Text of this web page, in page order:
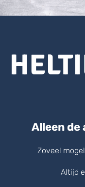
Alleen
Zoveel
Altijd